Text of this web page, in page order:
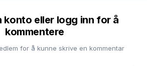
konto eller logg inn for å
kommentere
for å kunne skrive en kommentar